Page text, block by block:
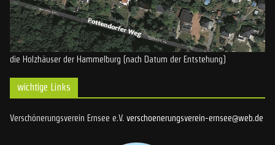
die Holzhäuser der Hammelburg (nach Datum der Entstehung)
wichtige Links
Verschönerungsverein Ernsee e.V. verschoenerungsverein-ernsee@web.de